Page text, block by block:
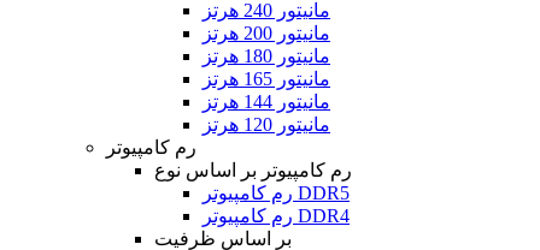
مانیتور 240 هرتز
مانیتور 200 هرتز
مانیتور 180 هرتز
مانیتور 165 هرتز
مانیتور 144 هرتز
مانیتور 120 هرتز
رم کامپیوتر
رم کامپیوتر بر اساس نوع
رم کامپیوتر DDR5
رم کامپیوتر DDR4
بر اساس ظرفیت